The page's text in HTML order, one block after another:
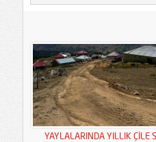
YAYLALARINDA YILLIK ÇİLE